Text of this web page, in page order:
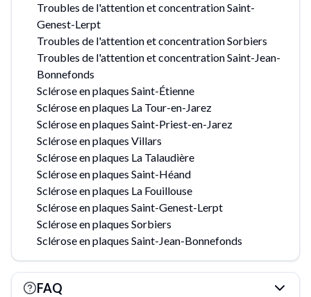
Troubles de l'attention et concentration Saint-
Genest-Lerpt
Troubles de l'attention et concentration Sorbiers
Troubles de l'attention et concentration Saint-Jean-
Bonnefonds
Sclérose en plaques Saint-Étienne
Sclérose en plaques La Tour-en-Jarez
Sclérose en plaques Saint-Priest-en-Jarez
Sclérose en plaques Villars
Sclérose en plaques La Talaudière
Sclérose en plaques Saint-Héand
Sclérose en plaques La Fouillouse
Sclérose en plaques Saint-Genest-Lerpt
Sclérose en plaques Sorbiers
Sclérose en plaques Saint-Jean-Bonnefonds
FAQ